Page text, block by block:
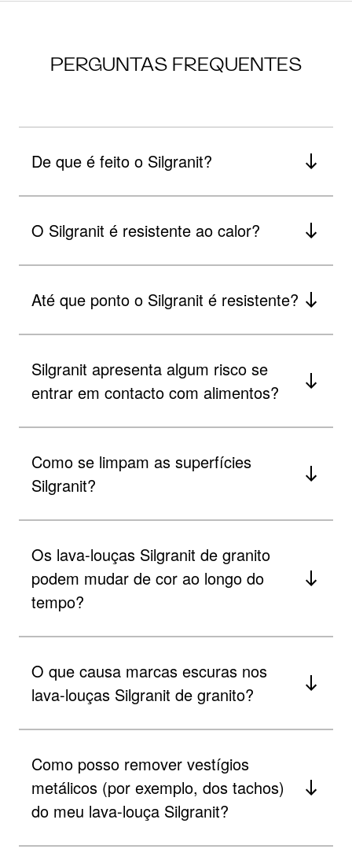
PERGUNTAS FREQUENTES
De que é feito o Silgranit?
O Silgranit é resistente ao calor?
Até que ponto o Silgranit é resistente?
Silgranit apresenta algum risco se
entrar em contacto com alimentos?
Como se limpam as superfícies
Silgranit?
Os lava-louças Silgranit de granito
podem mudar de cor ao longo do
tempo?
O que causa marcas escuras nos
lava-louças Silgranit de granito?
Como posso remover vestígios
metálicos (por exemplo, dos tachos)
do meu lava-louça Silgranit?